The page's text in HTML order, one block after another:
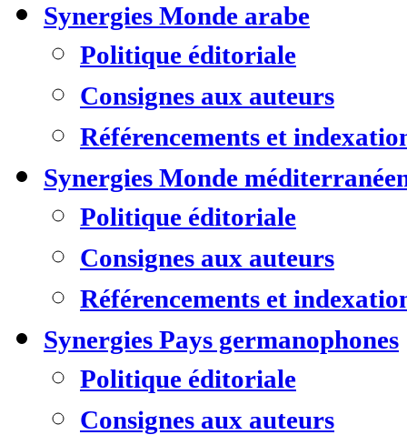
Synergies Monde arabe
Politique éditoriale
Consignes aux auteurs
Référencements et
Synergies Monde
Politique éditoriale
Consignes aux auteurs
Référencements et
Synergies Pays germanophones
Politique éditoriale
Consignes aux auteurs